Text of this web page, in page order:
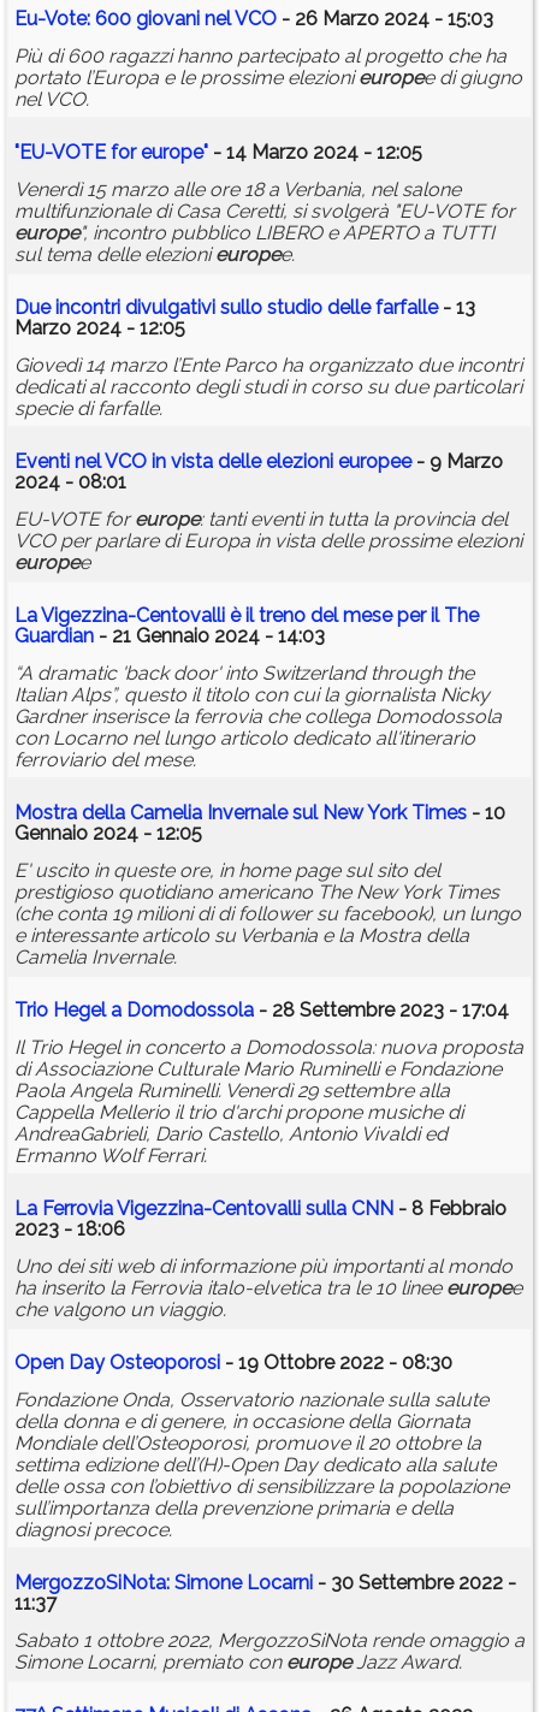
Eu-Vote: 600 giovani nel VCO - 26 Marzo 2024 - 15:03
Più di 600 ragazzi hanno partecipato al progetto che ha
portato l’Europa e le prossime elezionieuropee di giugno
nel VCO.
"EU-VOTE foreurope" - 14 Marzo 2024 - 12:05
Venerdì 15 marzo alle ore 18 a Verbania, nel salone
multifunzionale di Casa Ceretti, si svolgerà "EU-VOTE for
europe", incontro pubblico LIBERO e APERTO a TUTTI
sul tema delle elezionieuropee.
Due incontri divulgativi sullo studio delle farfalle- 13
Marzo 2024 - 12:05
Giovedì 14 marzo l’Ente Parco ha organizzato due incontri
dedicati al racconto degli studi in corso su due particolari
specie di farfalle.
Eventi nel VCO in vista delle elezioni europee- 9 Marzo
2024 - 08:01
EU-VOTE foreurope: tanti eventi in tutta la provincia del
VCO per parlare di Europa in vista delle prossime elezioni
europee
La Vigezzina-Centovalli è il treno del mese per il The
Guardian - 21 Gennaio 2024 - 14:03
“A dramatic 'back door' into Switzerland through the
Italian Alps”, questo il titolo con cui la giornalista Nicky
Gardner inserisce la ferrovia che collega Domodossola
con Locarno nel lungo articolo dedicato all'itinerario
ferroviario del mese.
Mostra della Camelia Invernale sul New York Times - 10
Gennaio 2024 - 12:05
E' uscito in queste ore, in home page sul sito del
prestigioso quotidiano americano The New York Times
(che conta 19 milioni di di follower su facebook), un lungo
e interessante articolo su Verbania e la Mostra della
Camelia Invernale.
Trio Hegel a Domodossola - 28 Settembre 2023 - 17:04
Il Trio Hegel in concerto a Domodossola: nuova proposta
di Associazione Culturale Mario Ruminelli e Fondazione
Paola Angela Ruminelli. Venerdì 29 settembre alla
Cappella Mellerio il trio d'archi propone musiche di
AndreaGabrieli, Dario Castello, Antonio Vivaldi ed
Ermanno Wolf Ferrari.
La Ferrovia Vigezzina-Centovalli sulla CNN - 8 Febbraio
2023 - 18:06
Uno dei siti web di informazione più importanti al mondo
ha inserito la Ferrovia italo-elvetica tra le 10 linee europee
che valgono un viaggio.
Open Day Osteoporosi - 19 Ottobre 2022 - 08:30
Fondazione Onda, Osservatorio nazionale sulla salute
della donna e di genere, in occasione della Giornata
Mondiale dell’Osteoporosi, promuove il 20 ottobre la
settima edizione dell’(H)-Open Day dedicato alla salute
delle ossa con l’obiettivo di sensibilizzare la popolazione
sull’importanza della prevenzione primaria e della
diagnosi precoce.
MergozzoSiNota: Simone Locarni - 30 Settembre 2022 -
11:37
Sabato 1 ottobre 2022, MergozzoSiNota rende omaggio a
Simone Locarni, premiato con europeJazz Award.